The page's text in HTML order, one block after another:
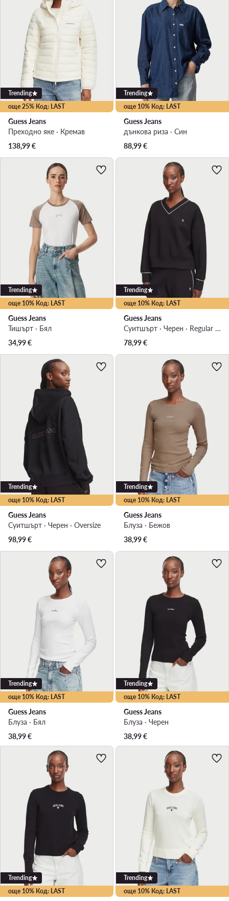
още 25% Код: LAST
Trending
Guess Jeans
Преходно яке · Кремав
138,99€
още 10% Код: LAST
Trending
Guess Jeans
дънкова риза · Син
88,99€
още 10% Код: LAST
Trending
Guess Jeans
Тишърт · Бял
34,99€
още 10% Код: LAST
Trending
Guess Jeans
Суитшърт · Черен · Regular Fit
78,99€
още 10% Код: LAST
Trending
Guess Jeans
Суитшърт · Черен · Oversize
98,99€
още 10% Код: LAST
Trending
Guess Jeans
Блуза · Бежов
38,99€
още 10% Код: LAST
Trending
Guess Jeans
Блуза · Бял
38,99€
още 10% Код: LAST
Trending
Guess Jeans
Блуза · Черен
38,99€
още 10% Код: LAST
Trending
още 10% Код: LAST
Trending